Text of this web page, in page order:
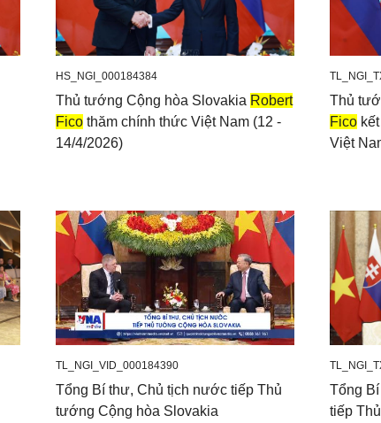
HS_NGI_000184384
Thủ tướng Cộng hòa Slovakia Robert
Fico thăm chính thức Việt Nam (12 -
14/4/2026)
Thủ
Fico
Việt
TL_NGI_VID_000184390
Tổng Bí thư, Chủ tịch nước tiếp Thủ
tướng Cộng hòa Slovakia
Tổng
tiếp